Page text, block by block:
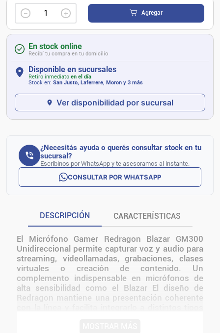
＋
－ Agregar
En stock online
Recibí tu compra en tu domicilio
Disponible en sucursales
Retiro inmediato en el día
Stock en: San Justo, Laferrere, Moron y 3 más
Ver disponibilidad por sucursal
¿Necesitás ayuda o querés consultar stock en tu
sucursal?
Escribinos por WhatsApp y te asesoramos al instante.
CONSULTAR POR WHATSAPP
DESCRIPCIÓN CARACTERÍSTICAS
El Micrófono Gamer Redragon Blazar GM300
Unidireccional permite capturar voz y audio para
streaming, videollamadas, grabaciones, clases
virtuales o creación de contenido. Un
complemento indispensable en micrófonos de
alta sensibilidad como el Blazar El diseño de
Redragon mantiene una presentación coherente